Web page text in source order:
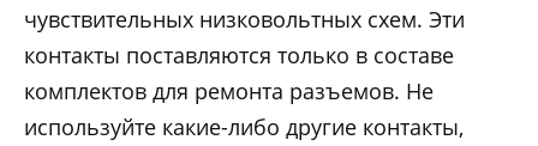
чувствительных низковольтных схем. Эти
контакты поставляются только в составе
комплектов для ремонта разъемов. Не
используйте какие-либо другие контакты,